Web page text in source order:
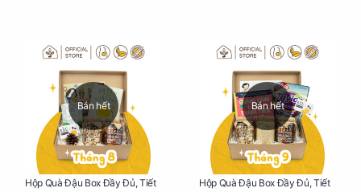
Bán hết
Hộp Quà Đậu Box Đầy Đủ, Tiết
Bán hết
Hộp Quà Đậu Box Đầy Đủ, Tiết